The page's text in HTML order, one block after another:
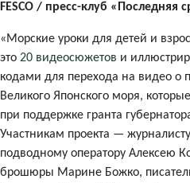
FESCO / пресс-клуб «Последняя
«Морские уроки для детей и
это 20 видеосюжетов и
кодами для перехода на видео о
Великого Японского моря,
при поддержке гранта
Участникам проекта —
подводному оператору Алексею
брошюры Марине Божко,